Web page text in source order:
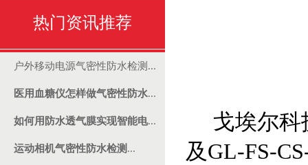
热门资讯推荐
户外移动电源气密性防水检测...
医用血糖仪怎样做气密性防水...
如何用防水透气膜实现智能电...
运动相机气密性防水检测 ...
戈埃尔科
及GL-FS-